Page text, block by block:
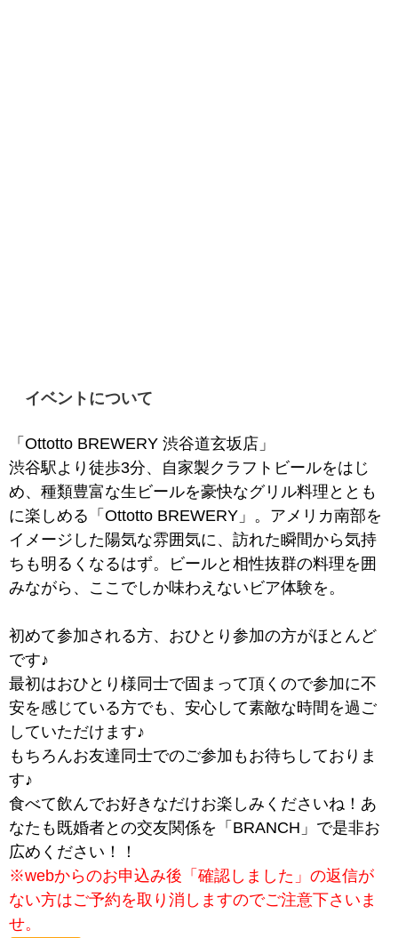
イベントについて
「Ottotto BREWERY 渋谷道玄坂店」
渋谷駅より徒歩3分、自家製クラフトビールをはじ
め、種類豊富な生ビールを豪快なグリル料理ととも
に楽しめる「Ottotto BREWERY」。アメリカ南部を
イメージした陽気な雰囲気に、訪れた瞬間から気持
ちも明るくなるはず。ビールと相性抜群の料理を囲
みながら、ここでしか味わえないビア体験を。
初めて参加される方、おひとり参加の方がほとんど
です♪
最初はおひとり様同士で固まって頂くので参加に不
安を感じている方でも、安心して素敵な時間を過ご
していただけます♪
もちろんお友達同士でのご参加もお待ちしておりま
す♪
食べて飲んでお好きなだけお楽しみくださいね！あ
なたも既婚者との交友関係を「BRANCH」で是非お
広めください！！
※webからのお申込み後「確認しました」の返信が
ない方はご予約を取り消しますのでご注意下さいま
せ。